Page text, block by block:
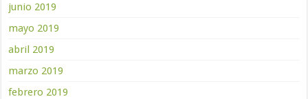
junio 2019
mayo 2019
abril 2019
marzo 2019
febrero 2019